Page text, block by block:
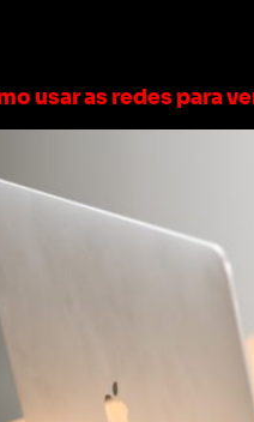
usar as redes para